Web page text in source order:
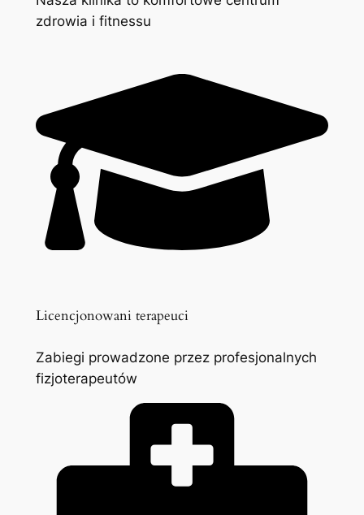
zdrowia i fitnessu
Licencjonowani terapeuci
Zabiegi prowadzone przez profesjonalnych
fizjoterapeutów